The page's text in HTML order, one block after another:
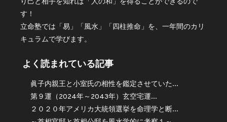
り己と相手を知れば「人の和」を得ることができるので
す！
立命塾では「易」「風水」「四柱推命」を、一年間のカリ
キュラムで学びます。
よく読まれている記事
眞子内親王と小室氏の相性を鑑定させていた...
第９運（2024年～2043年）玄空宅運...
２０２０年アメリカ大統領選挙を命理学と断...